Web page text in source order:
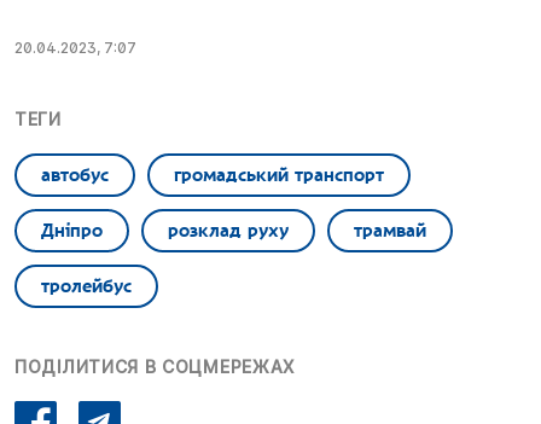
20.04.2023, 7:07
ТЕГИ
автобус громадський транспорт
Дніпро розклад руху трамвай
тролейбус
ПОДІЛИТИСЯ В СОЦМЕРЕЖАХ